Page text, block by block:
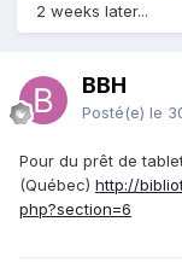
2 weeks later...
BBH
Posté(e) le
Pour du prêt de
(Québec) http://
php?section=6